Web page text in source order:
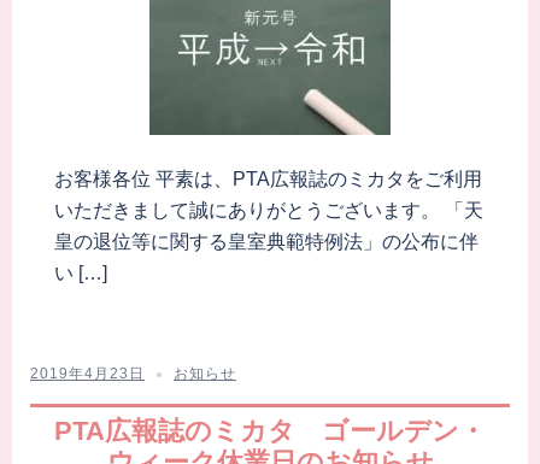
お客様各位 平素は、PTA広報誌のミカタをご利用
いただきまして誠にありがとうございます。 「天
皇の退位等に関する皇室典範特例法」の公布に伴
い […]
2019年4月23日 お知らせ
PTA広報誌のミカタ ゴールデン・